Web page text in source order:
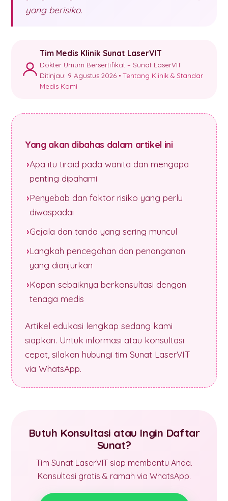
yang berisiko.
Tim Medis Klinik Sunat LaserVIT
Dokter Umum Bersertifikat – Sunat LaserVIT
Ditinjau: 9 Agustus 2026 •Tentang Klinik & Standar
Medis Kami
Yang akan dibahas dalam artikel ini
Apa itu tiroid pada wanita dan mengapa
penting dipahami
Penyebab dan faktor risiko yang perlu
diwaspadai
Gejala dan tanda yang sering muncul
Langkah pencegahan dan penanganan
yang dianjurkan
Kapan sebaiknya berkonsultasi dengan
tenaga medis
Artikel edukasi lengkap sedang kami
siapkan. Untuk informasi atau konsultasi
cepat, silakan hubungi tim Sunat LaserVIT
via WhatsApp.
Butuh Konsultasi atau Ingin Daftar
Sunat?
Tim Sunat LaserVIT siap membantu Anda.
Konsultasi gratis & ramah via WhatsApp.